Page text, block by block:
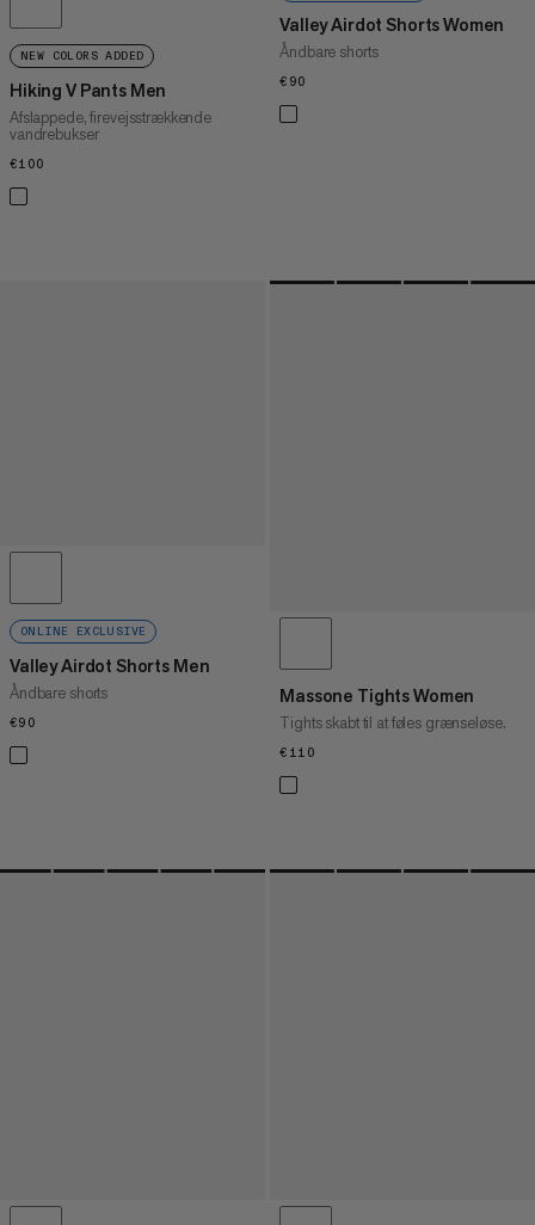
NEW COLORS ADDED
Hiking V Pants Men
Afslappede, firevejsstrækkende
vandrebukser
€100
Valley Airdot Shorts Women
Åndbare shorts
€90
ONLINE EXCLUSIVE
Valley Airdot Shorts Men
Åndbare shorts
€90
Massone Tights Women
Tights skabt til at føles grænseløse.
€110